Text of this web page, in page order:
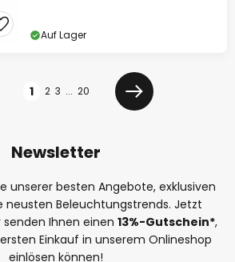
Auf Lager
1 2 3 ... 20
Weiter
Newsletter
unserer besten Angebote, exklusiven
neusten Beleuchtungstrends. Jetzt
Ihnen einen 13%-Gutschein*,
Einkauf in unserem Onlineshop
einlösen können!